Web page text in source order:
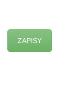
ZAPISY